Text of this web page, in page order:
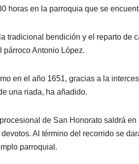
horas en la parroquia que se
tradicional bendición y el reparto de
párroco Antonio López.
en el año 1651, gracias a la
una riada, ha añadido.
de San Honorato saldrá
Al término del recorrido se
parroquial.